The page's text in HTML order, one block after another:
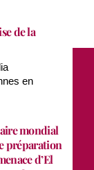
de la
en
mondial
préparation
d’El